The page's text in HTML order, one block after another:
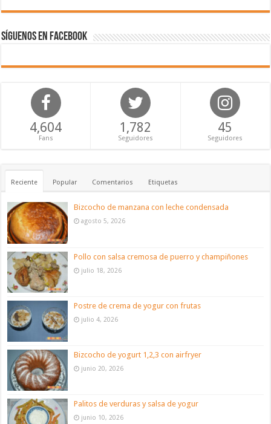
Síguenos en Facebook
4,604
Fans
1,782
Seguidores
45
Seguidores
Reciente Popular Comentarios Etiquetas
Bizcocho de manzana con leche condensada
agosto 5, 2026
Pollo con salsa cremosa de puerro y champiñones
julio 18, 2026
Postre de crema de yogur con frutas
julio 4, 2026
Bizcocho de yogurt 1,2,3 con airfryer
junio 20, 2026
Palitos de verduras y salsa de yogur
junio 10, 2026